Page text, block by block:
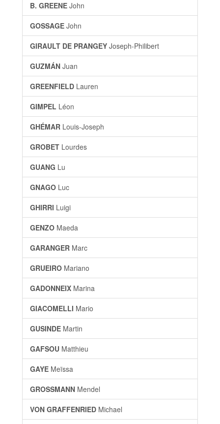
B. GREENE John
GOSSAGE John
GIRAULT DE PRANGEY Joseph-Philibert
GUZMÁN Juan
GREENFIELD Lauren
GIMPEL Léon
GHÉMAR Louis-Joseph
GROBET Lourdes
GUANG Lu
GNAGO Luc
GHIRRI Luigi
GENZO Maeda
GARANGER Marc
GRUEIRO Mariano
GADONNEIX Marina
GIACOMELLI Mario
GUSINDE Martin
GAFSOU Matthieu
GAYE Meïssa
GROSSMANN Mendel
VON GRAFFENRIED Michael